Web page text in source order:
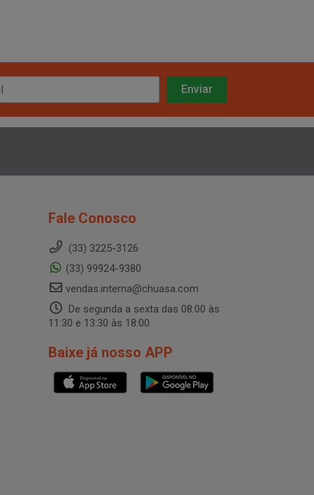
Fale Conosco
(33) 3225-3126
(33) 99924-9380
vendas.interna@chuasa.com
De segunda a sexta das 08:00 às
11:30 e 13:30 às 18:00
Baixe já nosso APP